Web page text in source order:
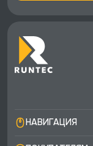
НАВИГАЦИЯ